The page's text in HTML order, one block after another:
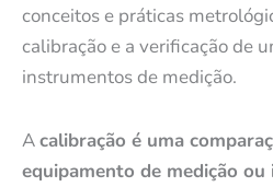
conceitos e práticas
calibração e a verificação de
instrumentos de medição.
Acalibração é uma
equipamento de medição